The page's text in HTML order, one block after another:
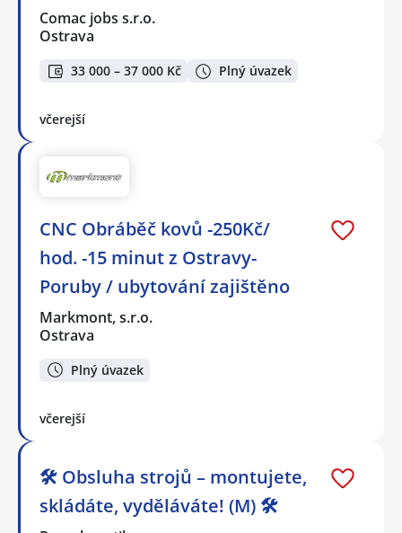
Comac jobs s.r.o.
Ostrava
33 000 – 37 000 Kč Plný úvazek
včerejší
CNC Obráběč kovů -250Kč/
hod. -15 minut z Ostravy-
Poruby / ubytování zajištěno
Markmont, s.r.o.
Ostrava
Plný úvazek
včerejší
🛠️ Obsluha strojů – montujete,
skládáte, vyděláváte! (M) 🛠️